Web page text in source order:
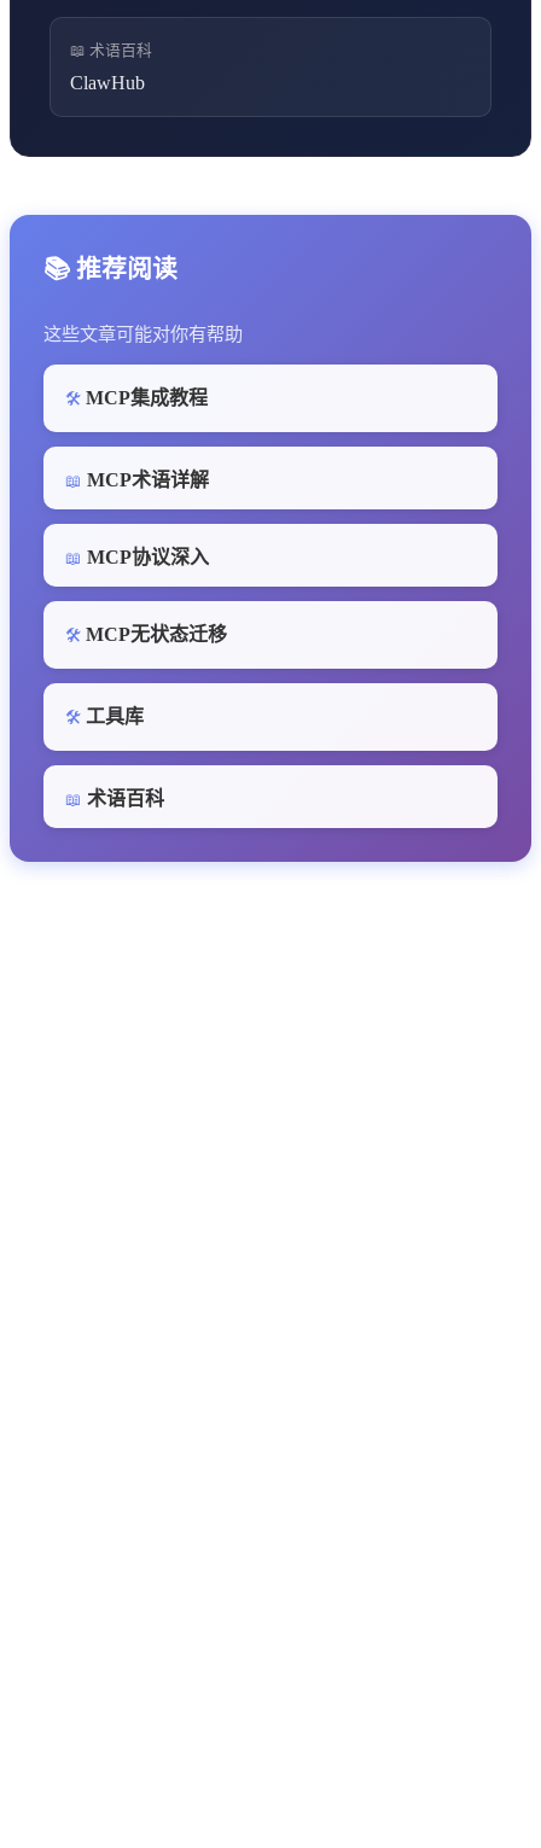
📖 术语百科
ClawHub
📚 推荐阅读
这些文章可能对你有帮助
🛠️ MCP集成教程
📖 MCP术语详解
📖 MCP协议深入
🛠️ MCP无状态迁移
🛠️ 工具库
📖 术语百科